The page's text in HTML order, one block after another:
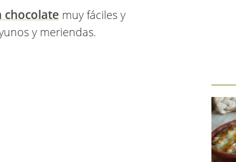
chocolate muy fáciles y
y meriendas.